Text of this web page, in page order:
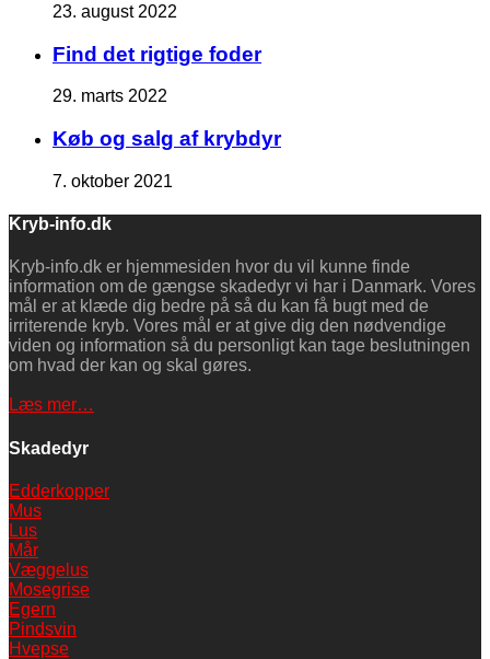
23. august 2022
Find det rigtige foder
29. marts 2022
Køb og salg af krybdyr
7. oktober 2021
Kryb-info.dk
Kryb-info.dk er hjemmesiden hvor du vil kunne finde
information om de gængse skadedyr vi har i Danmark. Vores
mål er at klæde dig bedre på så du kan få bugt med de
irriterende kryb. Vores mål er at give dig den nødvendige
viden og information så du personligt kan tage beslutningen
om hvad der kan og skal gøres.
Læs mer…
Skadedyr
Edderkopper
Mus
Lus
Mår
Væggelus
Mosegrise
Egern
Pindsvin
Hvepse